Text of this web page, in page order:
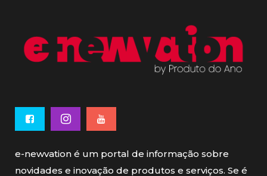
e-newvation é um portal de informação sobre
novidades e inovação de produtos e serviços. Se é